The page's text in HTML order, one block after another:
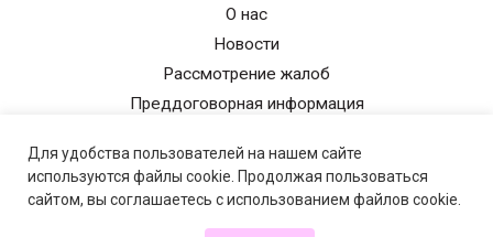
О нас
Новости
Рассмотрение жалоб
Преддоговорная информация
Прейскурант
Для удобства пользователей на нашем сайте
используются файлы cookie. Продолжая пользоваться
сайтом, вы соглашаетесь с использованием файлов cookie.